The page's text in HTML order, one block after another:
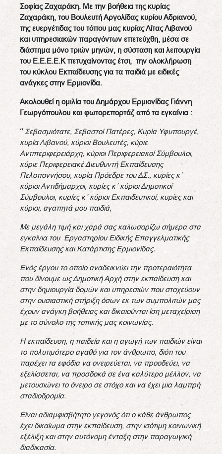
Σοφίας Ζαχαράκη. Με την βοήθεια της κυρίας
Ζαχαράκη, του Βουλευτή Αργολίδας κυρίου Αδριανού,
της ευεργέτιδας του τόπου μας κυρίας Λίτας Λιβανού
και υπηρεσιακών παραγόντων επετεύχθη, μέσα σε
διάστημα μόνο τριών μηνών, η σύσταση και λειτουργία
του Ε.Ε.Ε.Ε.Κ πετυχαίνοντας έτσι, την ολοκλήρωση
του κύκλου Εκπαίδευσης για τα παιδιά με ειδικές
ανάγκες στην Ερμιονίδα.
Ακολουθεί η ομιλία του Δημάρχου Ερμιονίδας Γιάννη
Γεωργόπουλου και φωτορεπορτάζ από τα εγκαίνια :
‘’ Σεβασμιότατε, Σεβαστοί Πατέρες, Κυρία Υφυπουργέ,
κυρία Λιβανού, κύριοι Βουλευτές, κύριε
Αντιπεριφερειάρχη, κύριοι Περιφερειακοί Σύμβουλοι,
κύριε Περιφερειακέ Διευθυντή Εκπαίδευσης
Πελοποννήσου, κυρία Πρόεδρε του ΔΣ., κυρίες κ΄
κύριοι Αντιδήμαρχοι, κυρίες κ΄ κύριοι Δημοτικοί
Σύμβουλοι, κυρίες κ΄ κύριοι Εκπαιδευτικοί, κυρίες και
κύριοι, αγαπητά μου παιδιά,
Με μεγάλη τιμή και χαρά σας καλωσορίζω σήμερα στα
εγκαίνια του Εργαστηρίου Ειδικής Επαγγελματικής
Εκπαίδευσης και Κατάρτισης Ερμιονίδας.
Ενός έργου το οποίο αναδεικνύει την προτεραιότητα
που δίνουμε ως Δημοτική Αρχή στην εκπαίδευση και
στην δημιουργία δομών και υπηρεσιών που στοχεύουν
στην ουσιαστική στήριξη όσων εκ των συμπολιτών μας
έχουν ανάγκη βοήθειας και δικαιούνται ίση μεταχείριση
με το σύνολο της τοπικής μας κοινωνίας.
Η εκπαίδευση, η παιδεία και η αγωγή των παιδιών είναι
το πολυτιμότερο αγαθό για τον άνθρωπο, διότι του
παρέχει τα εφόδια να ονειρεύεται, να προοδεύει, να
εξελίσσεται, να προσδοκά σε ένα καλύτερο μέλλον, να
μετουσιώνει το όνειρο σε στόχο και να έχει μια λαμπρή
σταδιοδρομία.
Είναι αδιαμφισβήτητο γεγονός ότι ο κάθε άνθρωπος
έχει δικαίωμα στην εκπαίδευση, στην ισότιμη κοινωνική
εξέλιξη και στην αυτόνομη ένταξη στην παραγωγική
διαδικασία.